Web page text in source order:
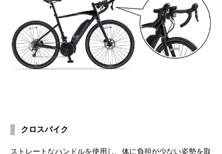
クロスバイク
ストレートなハンドルを使用し、体に負担が少ない姿勢を取